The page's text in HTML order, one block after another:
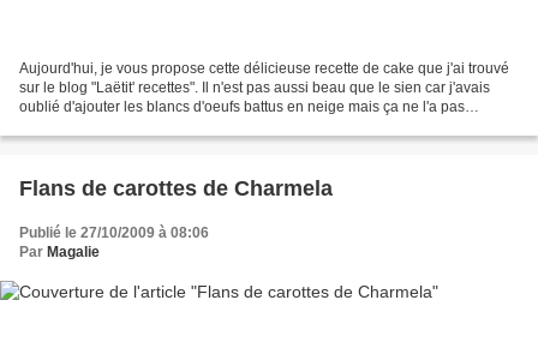
Aujourd'hui, je vous propose cette délicieuse recette de cake que j'ai trouvé
sur le blog "Laëtit' recettes". Il n'est pas aussi beau que le sien car j'avais
oublié d'ajouter les blancs d'oeufs battus en neige mais ça ne l'a pas
Flans de carottes de Charmela
Publié le 27/10/2009 à 08:06
Par Magalie